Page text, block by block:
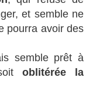
et semble ne
pourra avoir des
semble prêt à
oblitérée la